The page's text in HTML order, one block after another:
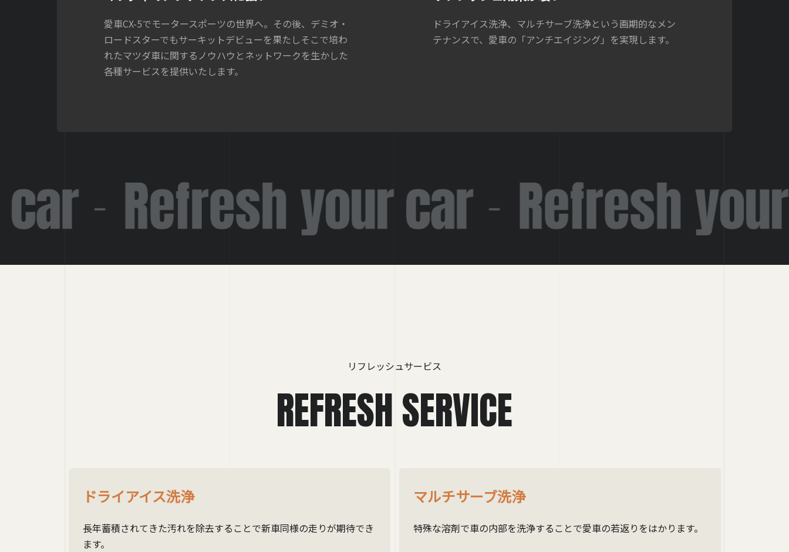
愛車CX-5でモータースポーツの世界へ。その後、デミオ・
ロードスターでもサーキットデビューを果たしそこで培わ
れたマツダ車に関するノウハウとネットワークを生かした
各種サービスを提供いたします。
ドライアイス洗浄、マルチサーブ洗浄という画期的なメン
テナンスで、愛車の「アンチエイジング」を実現します。
リフレッシュサービス
REFRESH SERVICE
ドライアイス洗浄
長年蓄積されてきた汚れを除去することで新車同様の走りが期待でき
ます。
マルチサーブ洗浄
特殊な溶剤で車の内部を洗浄することで愛車の若返りをはかります。